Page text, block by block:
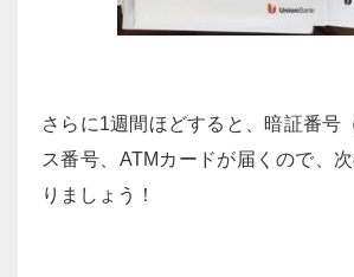
さらに1週間ほどすると、暗証番号
ス番号、ATMカードが届くので、
りましょう！